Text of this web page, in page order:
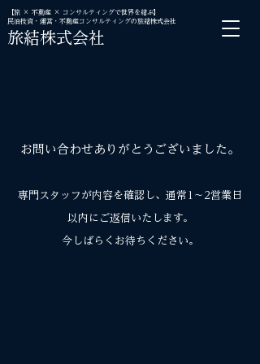
【旅 × 不動産 × コンサルティングで世界を結ぶ】
民泊投資・運営・不動産コンサルティングの旅結株式会社
旅結株式会社
お問い合わせありがとうございました。
専門スタッフが内容を確認し、通常1〜2営業日
以内にご返信いたします。
今しばらくお待ちください。